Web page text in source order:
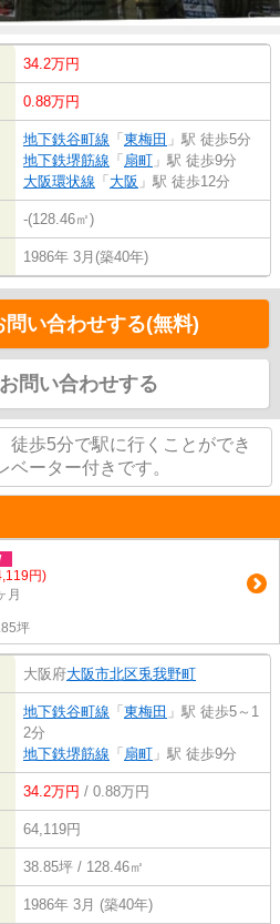
34.2万円
0.88万円
地下鉄谷町線 「 東梅田 」駅 徒歩5分
地下鉄堺筋線 「 扇町 」駅 徒歩9分
大阪環状線 「 大阪 」駅 徒歩12分
-(128.46㎡)
1986年 3月(築40年)
問い合わせする(無料)
問い合わせする
徒歩5分で駅に行くことができ
ベーター付きです。
円)
月
坪
大阪府大阪市北区兎我野町
地下鉄谷町線 「 東梅田 」駅 徒歩5～1
2分
地下鉄堺筋線 「 扇町 」駅 徒歩9分
34.2万円 / 0.88万円
64,119円
38.85坪 / 128.46㎡
1986年 3月 (築40年)